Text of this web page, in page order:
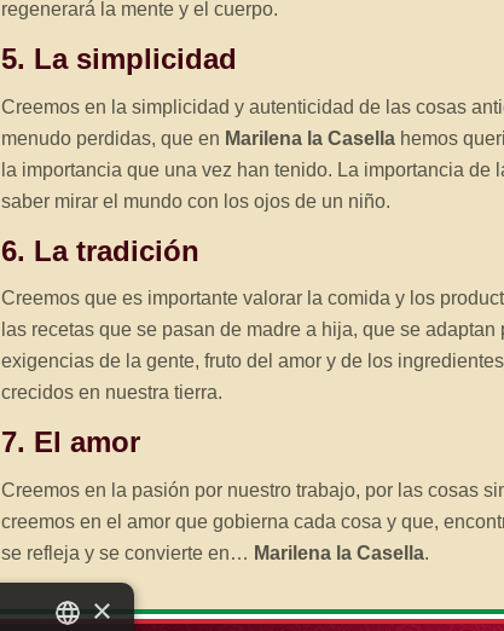
regenerará la mente y el cuerpo.
5. La simplicidad
Creemos en la simplicidad y autenticidad de las cosas
menudo perdidas, que en Marilena la Casella hemos
la importancia que una vez han tenido. La importancia de
saber mirar el mundo con los ojos de un niño.
6. La tradición
Creemos que es importante valorar la comida y los
las recetas que se pasan de madre a hija, que se adaptan
exigencias de la gente, fruto del amor y de los
crecidos en nuestra tierra.
7. El amor
Creemos en la pasión por nuestro trabajo, por las cosas
creemos en el amor que gobierna cada cosa y que,
se refleja y se convierte en… Marilena la Casella.
×